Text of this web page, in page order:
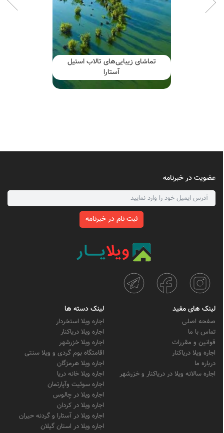
تماشای زیبایی‌های تالاب استیل
آستارا
عضویت در خبرنامه
ثبت نام در خبرنامه
لینک های مفید
صفحه اصلی
تماس با ما
قوانین و مقررات
اجاره ویلا دریاکنار
درباره ما
اجاره سالانه ویلا در دریاکنار و خزرشهر
لینک دسته ها
اجاره ویلا استخردار
اجاره ویلا دریاکنار
اجاره ویلا خزرشهر
اقامتگاه بوم گردی و ویلا سنتی
اجاره ویلا هرمزگان
اجاره ویلا خانه دریا
اجاره سوئیت وآپارتمان
اجاره ویلا در چالوس
اجاره ویلا در کردان
اجاره ویلا در آستارا و گردنه حیران
اجاره ویلا در استان گیلان